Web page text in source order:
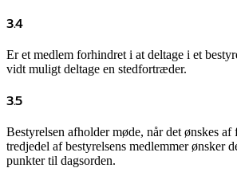
3.4
Er et medlem forhindret i at deltage i et
vidt muligt deltage en stedfortræder.
3.5
Bestyrelsen afholder møde, når det ønskes af
tredjedel af bestyrelsens medlemmer ønsker
punkter til dagsorden.